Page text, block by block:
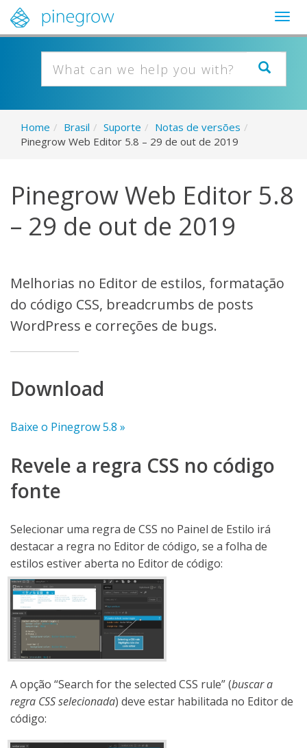
Home / Brasil / Suporte / Notas de versões /
Pinegrow Web Editor 5.8 – 29 de out de 2019
Pinegrow Web Editor 5.8
– 29 de out de 2019
Melhorias no Editor de estilos, formatação
do código CSS, breadcrumbs de posts
WordPress e correções de bugs.
Download
Baixe o Pinegrow 5.8 »
Revele a regra CSS no código
fonte
Selecionar uma regra de CSS no Painel de Estilo irá
destacar a regra no Editor de código, se a folha de
estilos estiver aberta no Editor de código:
A opção “Search for the selected CSS rule” (buscar a
regra CSS selecionada) deve estar habilitada no Editor de
código: